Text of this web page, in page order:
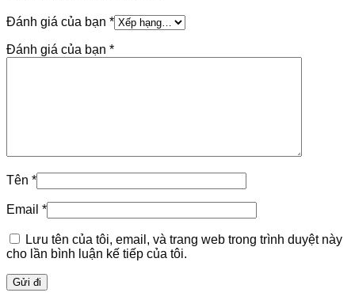
Đánh giá của bạn *
Đánh giá của bạn *
Tên *
Email *
Lưu tên của tôi, email, và trang web trong trình duyệt này
cho lần bình luận kế tiếp của tôi.